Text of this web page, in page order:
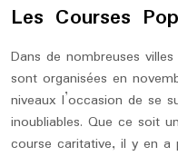
Les Courses
Dans de nombreuses
sont organisées en
niveaux l’occasion de se
inoubliables. Que ce soit
course caritative, il y en a